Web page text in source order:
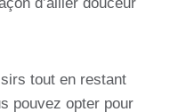
tout en restant
pouvez opter pour